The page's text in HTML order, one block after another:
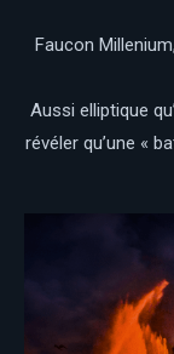
Faucon
Aussi elliptique
révéler qu’une «